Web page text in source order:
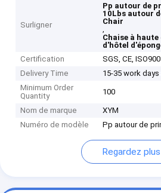
Surligner
Pp autour de
10Lbs autour
Chair
,
Chaise à
d'hôtel
Certification
SGS, CE,
Delivery Time
15-35 work
Minimum Order
Quantity
100
Nom de marque
XYM
Numéro de modèle
Pp autour de
Regardez plus